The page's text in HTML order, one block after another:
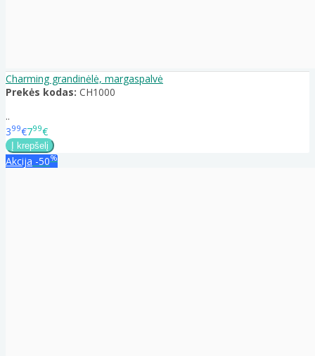
Charming grandinėlė, margaspalvė
Prekės kodas: CH1000
..
399€799€
Akcija -50%